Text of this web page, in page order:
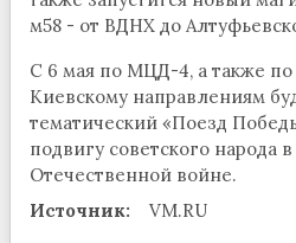
м58 - от ВДНХ до
С 6 мая по МЦД-4, а также по
Киевскому направлениям
тематический «Поезд
подвигу советского народа
Отечественной войне.
Источник:
VM.RU